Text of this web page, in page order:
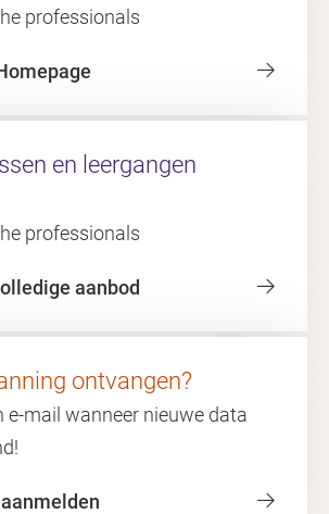
professionals
en leergangen
professionals
aanbod
ontvangen?
e-mail wanneer nieuwe data